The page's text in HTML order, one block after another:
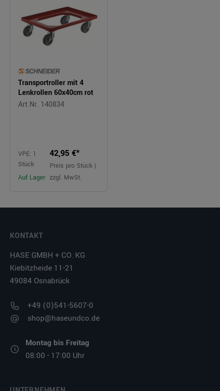
Transportroller mit 4
Lenkrollen 60x40cm rot
Art.Nr. 140834
VPE: 1
Stück
Auf Lager
42,95 €*
Preis pro Stück |
zzgl. MwSt.
KONTAKT
HASE GMBH + CO. KG
Kiebitzheide 11-21
49084 Osnabrück
+49 (0)541-5607-0
shop@haseundco.de
Montag bis Freitag
08:00 - 17:00 Uhr